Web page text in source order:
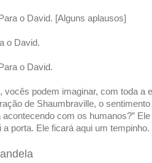
o David. [Alguns aplausos]
o David.
o David.
vocês podem imaginar, com toda a
de Shaumbraville, o
acontecendo com os humanos?”
a porta. Ele ficará aqui um tempinho.